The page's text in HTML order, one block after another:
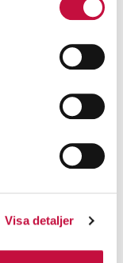
Visa detaljer